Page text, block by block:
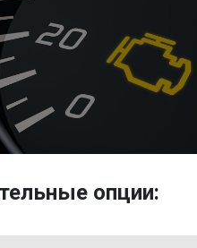
опции: